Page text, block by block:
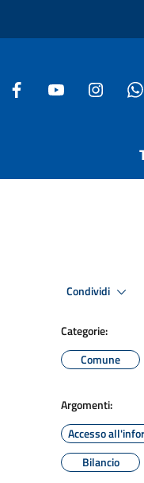
Condividi
Categorie:
Comune
Argomenti:
Accesso
Bilancio